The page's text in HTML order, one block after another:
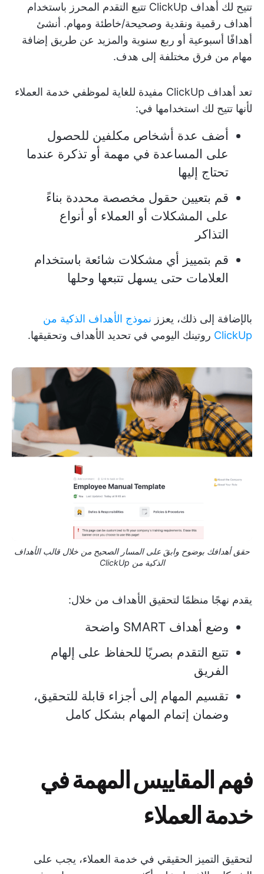
تتيح لك أهداف ClickUp تتبع التقدم المحرز باستخدام
أهداف رقمية ونقدية وصحيحة/خاطئة ومهام. أنشئ
أهدافًا أسبوعية أو ربع سنوية والمزيد عن طريق إضافة
مهام من فرق مختلفة إلى هدف.
تعد أهداف ClickUp مفيدة للغاية لموظفي خدمة العملاء
لأنها تتيح لك استخدامها في:
أضف عدة أشخاص مكلفين للحصول
على المساعدة في مهمة أو تذكرة عندما
تحتاج إليها
قم بتعيين حقول مخصصة محددة بناءً
على المشكلات أو العملاء أو أنواع
التذاكر
قم بتمييز أي مشكلات شائعة باستخدام
العلامات حتى يسهل تتبعها وحلها
بالإضافة إلى ذلك، يعزز نموذج الأهداف الذكية من
ClickUp روتينك اليومي في تحديد الأهداف وتحقيقها.
حقق أهدافك بوضوح وابقَ على المسار الصحيح من خلال قالب الأهداف
الذكية من ClickUp
يقدم نهجًا منظمًا لتحقيق الأهداف من خلال:
وضع أهداف SMART واضحة
تتبع التقدم بصريًا للحفاظ على إلهام
الفريق
تقسيم المهام إلى أجزاء قابلة للتحقيق،
وضمان إتمام المهام بشكل كامل
فهم المقاييس المهمة في
خدمة العملاء
لتحقيق التميز الحقيقي في خدمة العملاء، يجب على